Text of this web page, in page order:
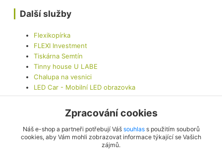
Další služby
Flexikopírka
FLEXI Investment
Tiskárna Semtín
Tinny house U LABE
Chalupa na vesnici
LED Car - Mobilní LED obrazovka
Zpracování cookies
Náš e-shop a partneři potřebují Váš souhlass použitím souborů
cookies, aby Vám mohli zobrazovat informace týkající se Vašich
zájmů.